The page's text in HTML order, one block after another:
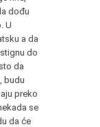
dođu
U
a da
do
da
budu
preko
se
da će